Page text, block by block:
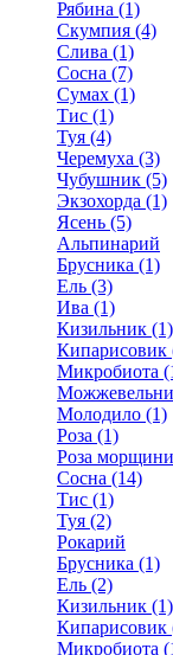
Рябина (1)
Скумпия (4)
Слива (1)
Сосна (7)
Сумах (1)
Тис (1)
Туя (4)
Черемуха (3)
Чубушник (5)
Экзохорда (1)
Ясень (5)
Альпинарий
Брусника (1)
Ель (3)
Ива (1)
Кизильник (1)
Кипарисовик
Микробиота
Молодило (1)
Роза (1)
Роза
Сосна (14)
Тис (1)
Туя (2)
Рокарий
Брусника (1)
Ель (2)
Кизильник (1)
Кипарисовик
Микробиота